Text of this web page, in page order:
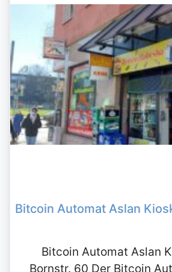
Bitcoin Automat Aslan
Bitcoin Automat Aslan
Bornstr. 60 Der Bitcoin